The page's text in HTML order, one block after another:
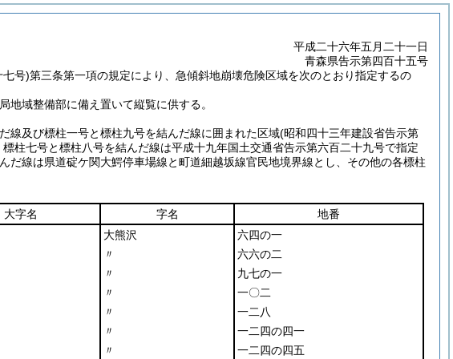
平成二十六年五月二十一日
青森県告示第四百十五号
七号)第三条第一項の規定により、急傾斜地崩壊危険区域を次のとおり指定するの
域整備部に備え置いて縦覧に供する。
線及び標柱一号と標柱九号を結んだ線に囲まれた区域(昭和四十三年建設省告示第
柱七号と標柱八号を結んだ線は平成十九年国土交通省告示第六百二十九号で指定
線は県道碇ケ関大鰐停車場線と町道細越坂線官民地境界線とし、その他の各標柱
大字名 字名
地番
大熊沢
六四の一
〃
六六の二
〃
九七の一
〃
一〇二
〃
一二八
〃
一二四の四一
〃
一二四の四五